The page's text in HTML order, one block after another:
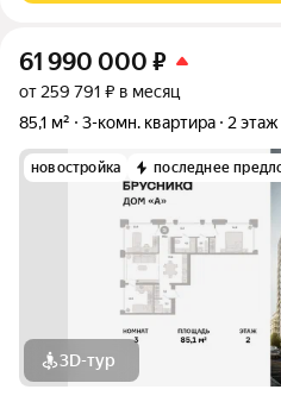
61 990 000 ₽
от 259 791 ₽ в месяц
85,1 м²
3-комн. квартира 2 этаж
новостройка последнее
3D-тур